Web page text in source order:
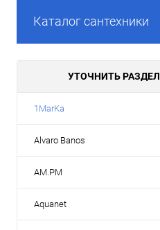
Каталог сантехники
УТОЧНИТЬ РАЗДЕЛ
1MarKa
Alvaro Banos
AM.PM
Aquanet